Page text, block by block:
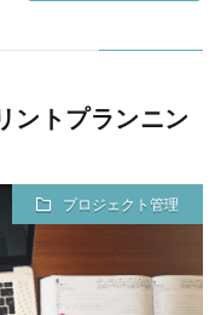
ントプランニン
プロジェクト管理